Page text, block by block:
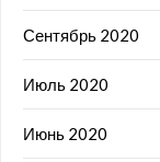
Сентябрь 2020
Июль 2020
Июнь 2020